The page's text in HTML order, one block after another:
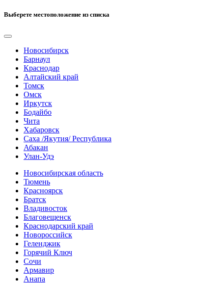
Выберете местоположение из списка
Новосибирск
Барнаул
Краснодар
Алтайский край
Томск
Омск
Иркутск
Бодайбо
Чита
Хабаровск
Саха /Якутия/ Республика
Абакан
Улан-Удэ
Новосибирская область
Тюмень
Красноярск
Братск
Владивосток
Благовещенск
Краснодарский край
Новороссийск
Геленджик
Горячий Ключ
Сочи
Армавир
Анапа